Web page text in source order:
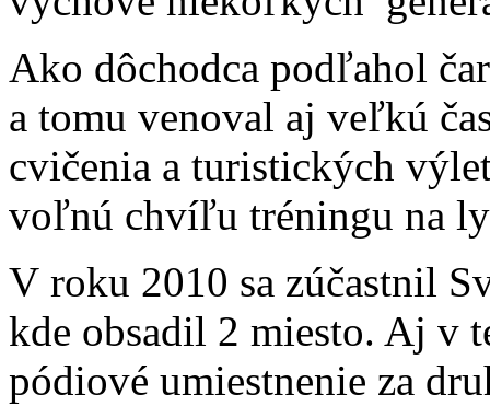
Ako dôchodca podľahol
a tomu venoval aj veľkú
cvičenia a turistických
voľnú chvíľu tréningu na
V roku 2010 sa zúčastnil
kde obsadil 2 miesto. Aj v
pódiové umiestnenie za